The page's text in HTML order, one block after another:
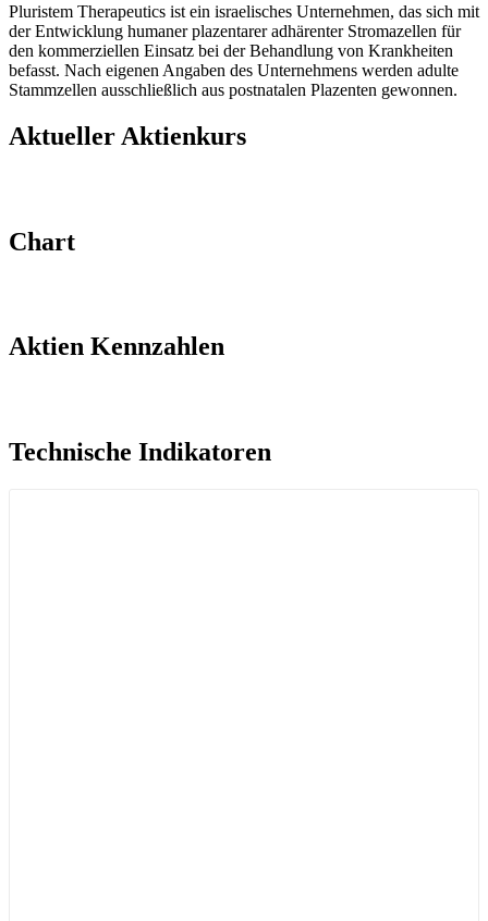
Pluristem Therapeutics ist ein israelisches Unternehmen, das sich mit
der Entwicklung humaner plazentarer adhärenter Stromazellen für
den kommerziellen Einsatz bei der Behandlung von Krankheiten
befasst. Nach eigenen Angaben des Unternehmens werden adulte
Stammzellen ausschließlich aus postnatalen Plazenten gewonnen.
Aktueller Aktienkurs​
Chart
Aktien Kennzahlen​​
Technische Indikatoren​​